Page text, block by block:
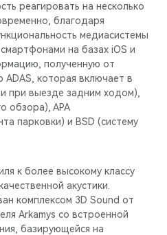
реагировать на несколько
благодаря
медиасистемы
на базах iOS и
полученную от
которая включает в
при выезде задним ходом),
обзора), APA
парковки) и BSD (систему
к более высокому классу
акустики.
комплексом 3D Sound от
Arkamys со встроенной
базирующейся на